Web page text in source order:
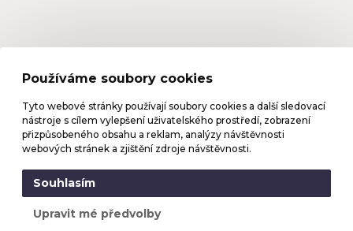
Používáme soubory cookies
Tyto webové stránky používají soubory cookies a další sledovací
nástroje s cílem vylepšení uživatelského prostředí, zobrazení
přizpůsobeného obsahu a reklam, analýzy návštěvnosti
webových stránek a zjištění zdroje návštěvnosti.
Souhlasím
Upravit mé předvolby
Firemní zprávy
Todo list
Sdílené firemní dokumenty
B2B komunikace